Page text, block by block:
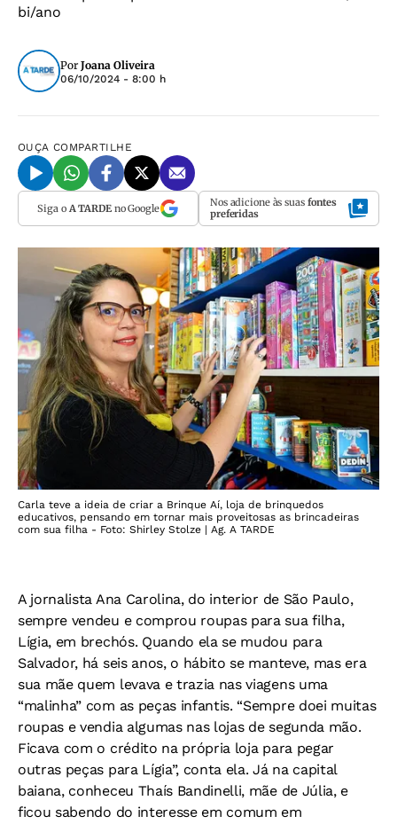
bi/ano
Por Joana Oliveira
06/10/2024 - 8:00 h
OUÇA COMPARTILHE
Siga o A TARDEno Google Nos adicione às suas fontes
preferidas
Carla teve a ideia de criar a Brinque Aí, loja de brinquedos
educativos, pensando em tornar mais proveitosas as brincadeiras
com sua filha - Foto: Shirley Stolze | Ag. A TARDE
A jornalista Ana Carolina, do interior de São Paulo,
sempre vendeu e comprou roupas para sua filha,
Lígia, em brechós. Quando ela se mudou para
Salvador, há seis anos, o hábito se manteve, mas era
sua mãe quem levava e trazia nas viagens uma
“malinha” com as peças infantis. “Sempre doei muitas
roupas e vendia algumas nas lojas de segunda mão.
Ficava com o crédito na própria loja para pegar
outras peças para Lígia”, conta ela. Já na capital
baiana, conheceu Thaís Bandinelli, mãe de Júlia, e
ficou sabendo do interesse em comum em